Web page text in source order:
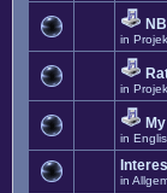
in
in
in
in